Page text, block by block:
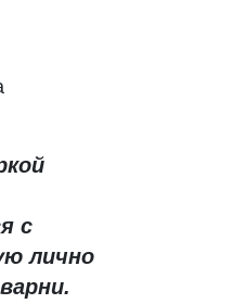
с
лично